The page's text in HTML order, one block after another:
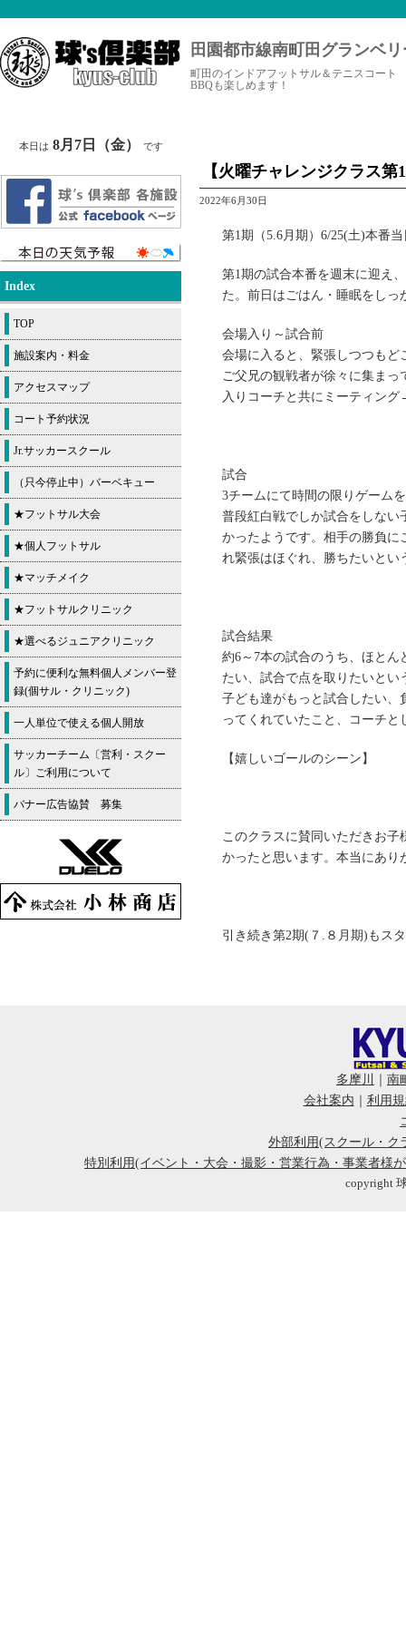
田園都市線南町田グランベ
町田のインドアフットサル＆テニスコート
BBQも楽しめます！
【火曜チャレンジクラス
2022年6月30日
第1期（5.6月期）6/25(土)本番当
第1期の試合本番を週末に迎え
た。前日はごはん・睡眠をし
会場入り～試合前
会場に入ると、緊張しつつもど
ご父兄の観戦者が徐々に集ま
入りコーチと共にミーティン
試合
3チームにて時間の限りゲーム
普段紅白戦でしか試合をしない
かったようです。相手の勝負に
れ緊張はほぐれ、勝ちたいとい
試合結果
約6～7本の試合のうち、ほと
たい、試合で点を取りたいと
子ども達がもっと試合したい、
ってくれていたこと、コーチ
【嬉しいゴールのシーン】
このクラスに賛同いただきお
かったと思います。本当にあり
引き続き第2期(７.８月期)もス
本日は 8月7日（金） です
Index
TOP
施設案内・料金
アクセスマップ
コート予約状況
Jr.サッカースクール
（只今停止中）バーベキュー
★フットサル大会
★個人フットサル
★マッチメイク
★フットサルクリニック
★選べるジュニアクリニック
予約に便利な無料個人メンバー登
録(個サル・クリニック)
一人単位で使える個人開放
サッカーチーム〔営利・スクー
ル〕ご利用について
バナー広告協賛 募集
多摩川
南
会社案内
利用
外部利用(スクール・ク
特別利用(イベント・大会・撮影・営業行為・事業者様
copyright